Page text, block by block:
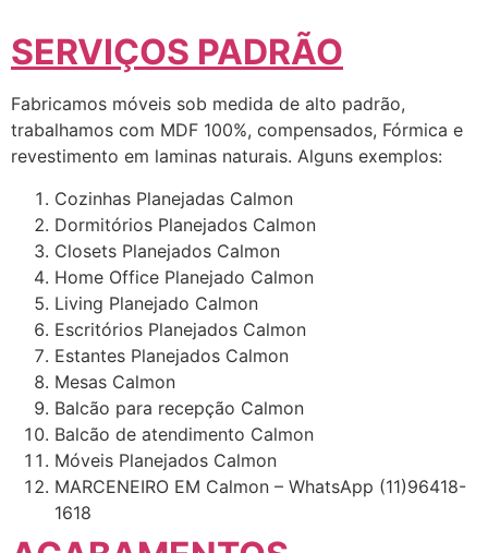
SERVIÇOS PADRÃO
Fabricamos móveis sob medida de alto padrão,
trabalhamos com MDF 100%, compensados, Fórmica e
revestimento em laminas naturais. Alguns exemplos:
Cozinhas Planejadas Calmon
Dormitórios Planejados Calmon
Closets Planejados Calmon
Home Office Planejado Calmon
Living Planejado Calmon
Escritórios Planejados Calmon
Estantes Planejados Calmon
Mesas Calmon
Balcão para recepção Calmon
Balcão de atendimento Calmon
Móveis Planejados Calmon
MARCENEIRO EM Calmon – WhatsApp (11)96418-
1618